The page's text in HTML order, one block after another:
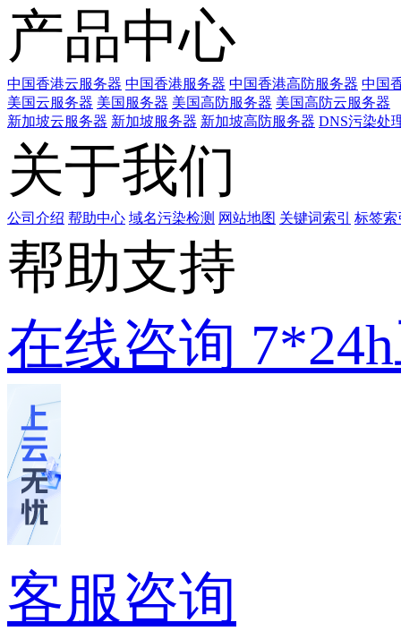
产品中心
中国香港云服务器 中国香港服务器 中国香港高防服务器 中国
美国云服务器 美国服务器 美国高防服务器 美国高防云服务器
新加坡云服务器 新加坡服务器 新加坡高防服务器 DNS污染处
关于我们
公司介绍 帮助中心 域名污染检测 网站地图 关键词索引 标签索
帮助支持
在线咨询
客服咨询